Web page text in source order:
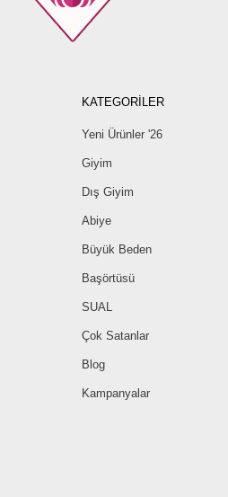
KATEGORİLER
Yeni Ürünler '26
Giyim
Dış Giyim
Abiye
Büyük Beden
Başörtüsü
SUAL
Çok Satanlar
Blog
Kampanyalar